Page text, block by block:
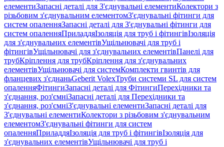
елементиЗапасні деталі для З'єднувальні елементиКолектори з
різьбовим з'єднувальним елементомЗ'єднувальні фітинги для
систем опаленняЗапасні деталі для З'єднувальні фітинги для
систем опаленняПриладдяІзоляція для труб і фітингівІзоляція
для з'єднувальних елементівУщільнювачі для труб і
фітингівУщільнювачі для з'єднувальних елементівПанелі для
трубКріплення для трубКріплення для з'єднувальних
елементівУщільнювачі для системКомплекти гвинтів для
фланцевих з'єднаньGeberit VolexТруби системи SL для систем
опаленняФітингиЗапасні деталі для ФітингиПерехідники та
з'єднання, роз'ємніЗапасні деталі для Перехідники та
з'єднання, роз'ємніЗ'єднувальні елементиЗапасні деталі для
З'єднувальні елементиКолектори з різьбовим з'єднувальним
елементомЗ'єднувальні фітинги для систем
опаленняПриладдяІзоляція для труб і фітингівІзоляція для
з'єднувальних елементівУщільнювачі для труб і